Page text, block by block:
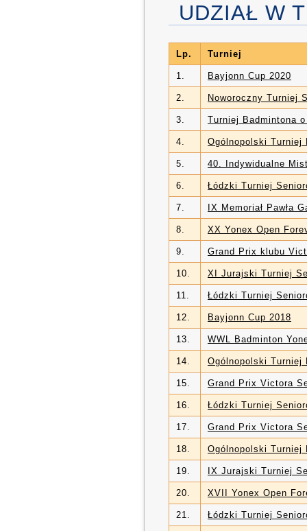
UDZIAŁ W
Lp. Turniej
1. Bayjonn Cup 2020
2. Noworoczny Turniej
3. Turniej Badmintona
4. Ogólnopolski Turniej
5. 40. Indywidualne
6. Łódzki Turniej
7. IX Memoriał Pawła
8. XX Yonex Open
9. Grand Prix klubu
10. XI Jurajski Turniej
11. Łódzki Turniej
12. Bayjonn Cup 2018
13. WWL Badminton
14. Ogólnopolski Turniej
15. Grand Prix Victora
16. Łódzki Turniej
17. Grand Prix Victora
18. Ogólnopolski Turniej
19. IX Jurajski Turniej
20. XVII Yonex Open
21. Łódzki Turniej